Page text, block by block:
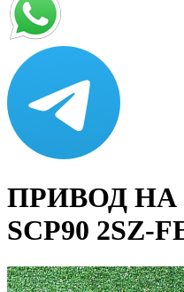
ПРИВОД НА
SCP90 2SZ-